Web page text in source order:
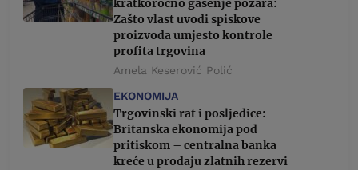
kratkoročno gašenje požara:
Zašto vlast uvodi spiskove
proizvoda umjesto kontrole
profita trgovina
Amela Keserović Polić
EKONOMIJA
Trgovinski rat i posljedice:
Britanska ekonomija pod
pritiskom – centralna banka
kreće u prodaju zlatnih rezervi